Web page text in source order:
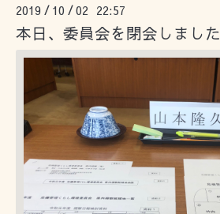
2019 / 10 /02 22:57
本日、委員会を閉会しました